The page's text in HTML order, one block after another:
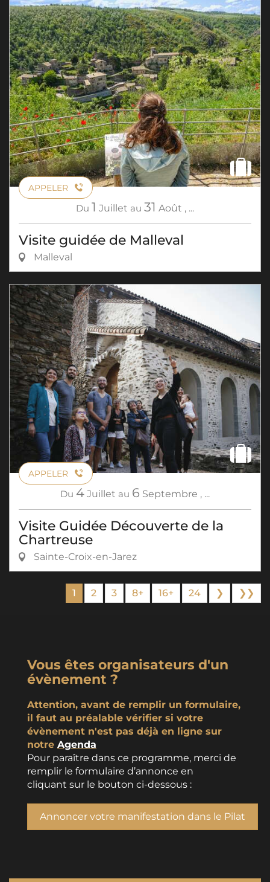
APPELER
Du 1 Juillet au 31 Août , ...
Visite guidée de Malleval
Malleval
APPELER
Du 4 Juillet au 6 Septembre , ...
Visite Guidée Découverte de la
Chartreuse
Sainte-Croix-en-Jarez
1 2 3 8+ 16+ 24 ❯ ❯❯
Vous êtes organisateurs d'un
évènement ?
Attention, avant de remplir un formulaire,
il faut au préalable vérifier si votre
évènement n'est pas déjà en ligne sur
notre Agenda
Pour paraître dans ce programme, merci de
remplir le formulaire d’annonce en
cliquant sur le bouton ci-dessous :
Annoncer votre manifestation dans le Pilat